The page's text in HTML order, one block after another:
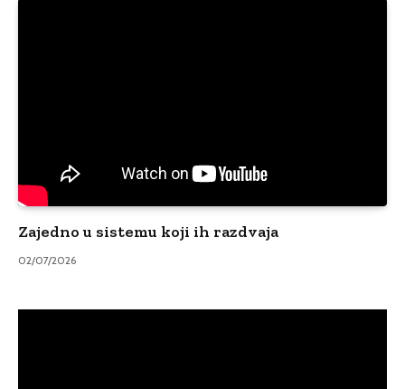
Zajedno u sistemu koji ih razdvaja
02/07/2026